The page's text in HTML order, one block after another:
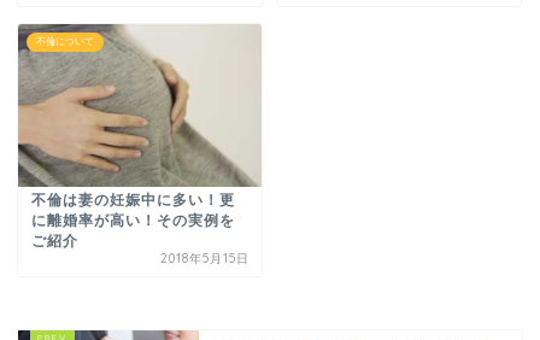
不倫について
不倫は妻の妊娠中に多い！更
に離婚率が高い！その実例を
ご紹介
2018年5月15日